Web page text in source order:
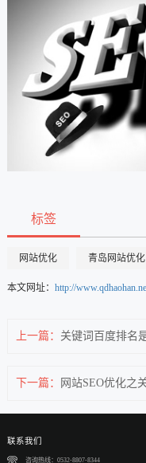
标签
网站优化 青岛网站优化
本文网址： http://
上一篇：
下一篇：
联系我们
咨询热线：0532-8807-8344